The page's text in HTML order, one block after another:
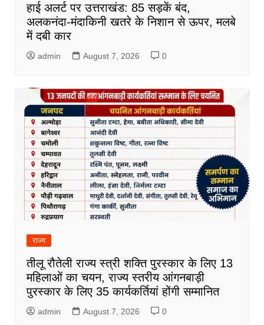
हाई अलर्ट पर उत्तराखंड: 85 सड़कें बंद,
अलकनंदा-मंदाकिनी खतरे के निशान से ऊपर, मलबे
में दबी कार
admin August 7, 2026 0
राज्य
तीलू रौतेली राज्य स्त्री शक्ति पुरस्कार के लिए 13
महिलाओं का चयन, राज्य स्तरीय आंगनबाड़ी
पुरस्कार के लिए 35 कार्यकर्तियां होंगी सम्मानित
admin August 7, 2026 0